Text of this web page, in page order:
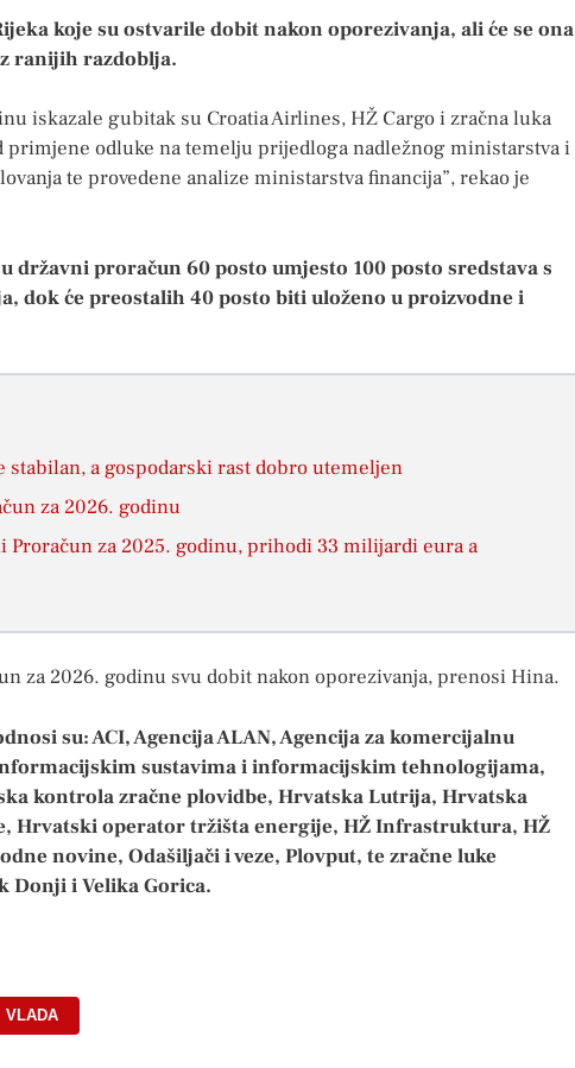
koje su ostvarile dobit nakon oporezivanja, ali će se ona
ranijih razdoblja.
iskazale gubitak su Croatia Airlines, HŽ Cargo i zračna luka
primjene odluke na temelju prijedloga nadležnog ministarstva i
te provedene analize ministarstva financija”, rekao je
državni proračun 60 posto umjesto 100 posto sredstava s
dok će preostalih 40 posto biti uloženo u proizvodne i
stabilan, a gospodarski rast dobro utemeljen
za 2026. godinu
Proračun za 2025. godinu, prihodi 33 milijardi eura a
za 2026. godinu svu dobit nakon oporezivanja, prenosi Hina.
su: ACI, Agencija ALAN, Agencija za komercijalnu
sustavima i informacijskim tehnologijama,
kontrola zračne plovidbe, Hrvatska Lutrija, Hrvatska
Hrvatski operator tržišta energije, HŽ Infrastruktura, HŽ
novine, Odašiljači i veze, Plovput, te zračne luke
Donji i Velika Gorica.
VLADA